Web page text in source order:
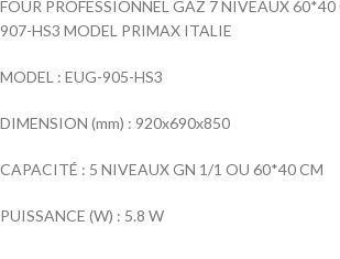
FOUR PROFESSIONNEL GAZ 7 NIVEAUX
907-HS3 MODEL PRIMAX ITALIE
MODEL : EUG-905-HS3
DIMENSION (mm) : 920x690x850
CAPACITÉ : 5 NIVEAUX GN 1/1 OU 60*40 CM
PUISSANCE (W) : 5.8 W